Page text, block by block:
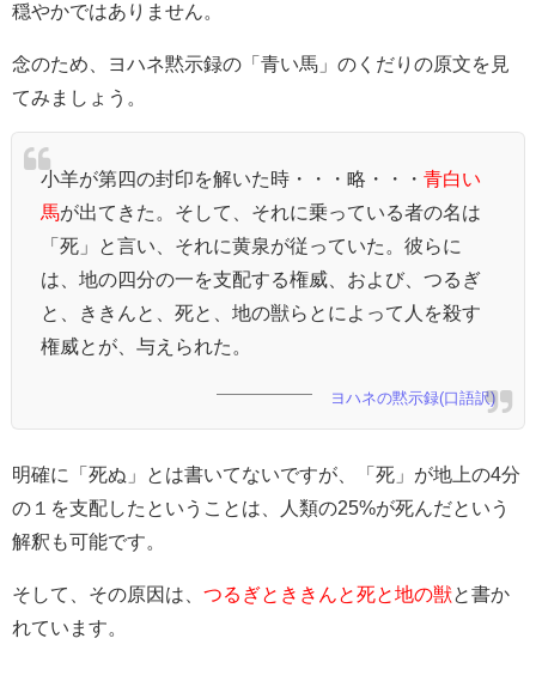
穏やかではありません。
念のため、ヨハネ黙示録の「青い馬」のくだりの原文を見
てみましょう。
小羊が第四の封印を解いた時・・・略・・・ 青白い
馬が出てきた。そして、それに乗っている者の名は
「死」と言い、それに黄泉が従っていた。彼らに
は、地の四分の一を支配する権威、および、つるぎ
と、ききんと、死と、地の獣らとによって人を殺す
権威とが、与えられた。
ヨハネの黙示録(口語訳)
明確に「死ぬ」とは書いてないですが、「死」が地上の4分
の１を支配したということは、人類の25%が死んだという
解釈も可能です。
そして、その原因は、 つるぎとききんと死と地の獣と書か
れています。